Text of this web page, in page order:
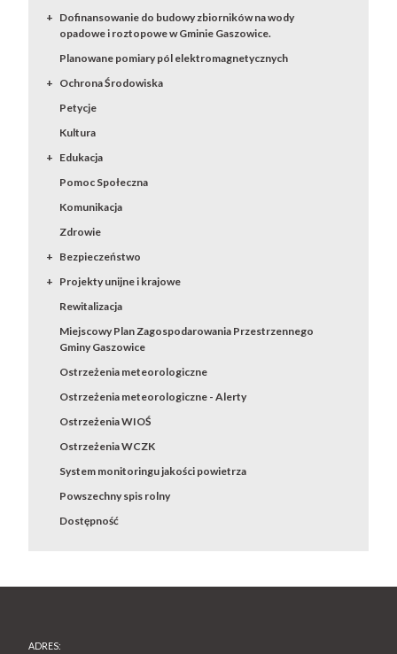
Dofinansowanie do budowy zbiorników na wody
opadowe i roztopowe w Gminie Gaszowice.
Planowane pomiary pól elektromagnetycznych
Ochrona Środowiska
Petycje
Kultura
Edukacja
Pomoc Społeczna
Komunikacja
Zdrowie
Bezpieczeństwo
Projekty unijne i krajowe
Rewitalizacja
Miejscowy Plan Zagospodarowania Przestrzennego
Gminy Gaszowice
Ostrzeżenia meteorologiczne
Ostrzeżenia meteorologiczne - Alerty
Ostrzeżenia WIOŚ
Ostrzeżenia WCZK
System monitoringu jakości powietrza
Powszechny spis rolny
Dostępność
ADRES: